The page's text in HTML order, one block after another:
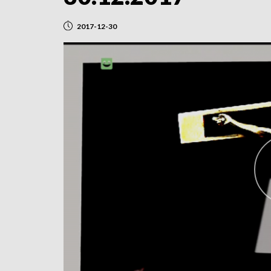
2017-12-30